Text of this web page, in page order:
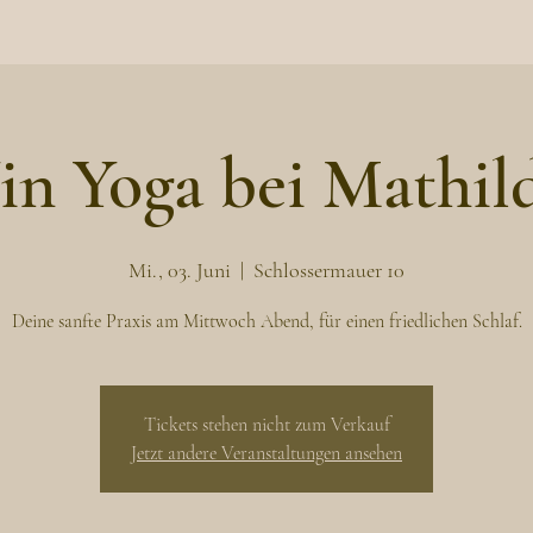
Yoga bei
Mi., 03. Juni
  |
Schlossermauer 10
Deine sanfte Praxis am Mittwoch Abend, für einen friedlichen Schlaf.
Tickets stehen nicht zum Verkauf
Jetzt andere Veranstaltungen ansehen